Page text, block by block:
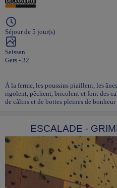
Séjour de 5 jour(s)
Seissan
Gers - 32
À la ferme, les poussins piaillent, les
rigolent, pêchent, bricolent et font des
de câlins et de bottes pleines de bonheur
ESCALADE -